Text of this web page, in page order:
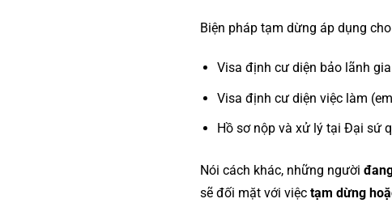
Biện pháp tạm dừng áp dụng
Visa định cư diện bảo lãnh
Visa định cư diện việc làm
Hồ sơ nộp và xử lý tại Đại sứ
Nói cách khác, những người
sẽ đối mặt với việc tạm dừng